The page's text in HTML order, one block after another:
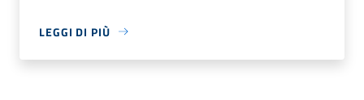
LEGGI DI PIÙ